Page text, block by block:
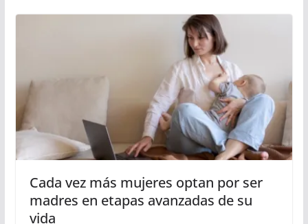
Cada vez más mujeres optan por ser
madres en etapas avanzadas de su
vida